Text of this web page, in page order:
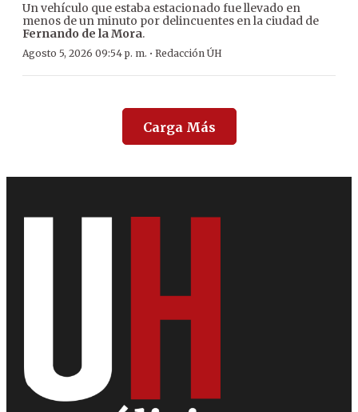
Un vehículo que estaba estacionado fue llevado en
menos de un minuto por delincuentes en la ciudad de
Fernando de la Mora.
Agosto 5, 2026 09:54 p. m. · Redacción ÚH
Carga Más